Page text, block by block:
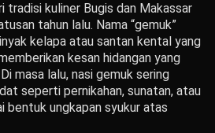
tradisi kuliner Bugis dan Makassar
tahun lalu. Nama “gemuk”
kelapa atau santan kental yang
kesan hidangan yang
Di masa lalu, nasi gemuk sering
seperti pernikahan, sunatan, atau
bentuk ungkapan syukur atas